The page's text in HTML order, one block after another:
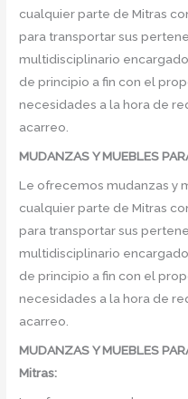
cualquier parte de Mitras
para transportar sus
multidisciplinario
de principio a fin con el
necesidades a la hora de
acarreo.
MUDANZAS Y MUEBLES
Le ofrecemos mudanzas y
cualquier parte de Mitras
para transportar sus
multidisciplinario
de principio a fin con el
necesidades a la hora de
acarreo.
MUDANZAS Y MUEBLES
Mitras: